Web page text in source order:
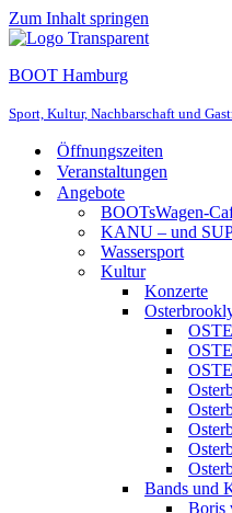
Zum Inhalt springen
BOOT Hamburg
Sport, Kultur, Nachbarschaft und
Öffnungszeiten
Veranstaltungen
Angebote
BOOTsWagen-
KANU – und
Wassersport
Kultur
Konzerte
Bands und
Boris